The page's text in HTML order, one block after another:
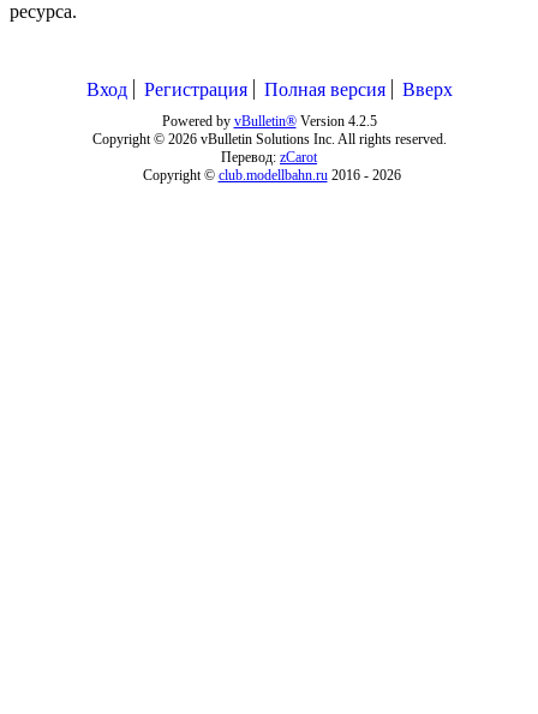
ресурса.
Вход Регистрация Полная версия Вверх
Powered by vBulletin®Version 4.2.5
Copyright © 2026 vBulletin Solutions Inc. All rights reserved.
Перевод: zCarot
Copyright © club.modellbahn.ru2016 - 2026